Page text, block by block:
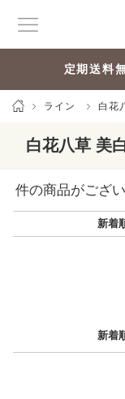
定期送料
ライン 白花
白花八草 美
件の商品がござい
新着
新着